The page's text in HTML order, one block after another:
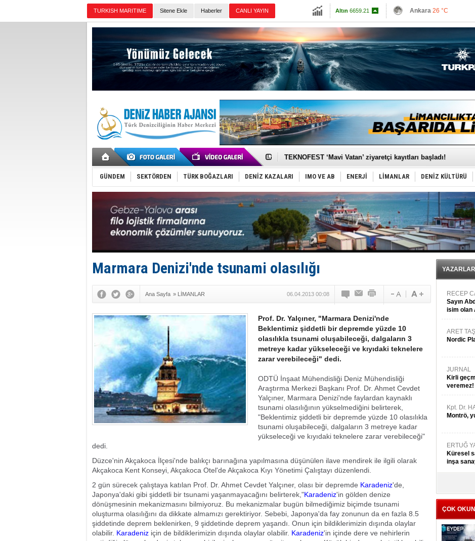
TURKISH MARITIME Sitene Ekle Haberler CANLI YAYIN
Altın 6659.21
Euro55.1589
Ankara 26 °C
Antalya28 °C
Muğla 28 °C
Çanakkale 26 °C
TAYK - Eker Olympos Regatta'da ilk start!
TEKNOFEST ‘Mavi Vatan’ ziyaretçi kayıtları başladı!
Tersane işçilerinin direnişi, kazanımla sonuçlandı
İngiliz aktivistler, gemide mahsur kaldı!
FESCO, Karadeniz'de yeni sevkiyat taleplerini durdurdu
DESE, BIMCO’ya katıldı
GİMBİRDER gemi inşa yan sanayinin sorunlarını tartıştı
35 milyon TL'lik tekne projesinde karar çıktı
İnsansız cankurtaran ihalesini BlueForge kazandı
Yüzyıl sonra ilk kez dünyaya açılan gizemli ada!
Anadolu Tersanesi EYDEP’te A sertifikası alan ilk tersane
Derince, ILCA Masters Türkiye Şampiyonası’na ev sahipliği
Tüpraş, ham petrol taşımacılığına 4 yeni tanker daha ekliyor
İTU AUV, Dünya’da 2. oldu!
GÜNDEM SEKTÖRDEN TÜRK BOĞAZLARI DENİZ KAZALARI IMO VE AB ENERJİ LİMANLAR DENİZ KÜLTÜRÜ
Marmara Denizi'nde tsunami olasılığı
Ana Sayfa » LİMANLAR 06.04.2013 00:08
Prof. Dr. Yalçıner, "Marmara Denizi'nde
Beklentimiz şiddetli bir depremde yüzde 10
olasılıkla tsunami oluşabileceği, dalgaların 3
metreye kadar yükseleceği ve kıyıdaki teknelere
zarar verebileceği" dedi.
ODTÜ İnşaat Mühendisliği Deniz Mühendisliği
Araştırma Merkezi Başkanı Prof. Dr. Ahmet Cevdet
Yalçıner, Marmara Denizi'nde faylardan kaynaklı
tsunami olasılığının yükselmediğini belirterek,
"Beklentimiz şiddetli bir depremde yüzde 10 olasılıkla
tsunami oluşabileceği, dalgaların 3 metreye kadar
yükseleceği ve kıyıdaki teknelere zarar verebileceği"
dedi.
Düzce'nin Akçakoca İlçesi'nde balıkçı barınağına yapılmasına düşünülen ilave mendirek ile ilgili olarak
Akçakoca Kent Konseyi, Akçakoca Otel'de Akçakoca Kıyı Yönetimi Çalıştayı düzenlendi.
2 gün sürecek çalıştaya katılan Prof. Dr. Ahmet Cevdet Yalçıner, olası bir depremde Karadeniz'de,
Japonya'daki gibi şiddetli bir tsunami yaşanmayacağını belirterek,"Karadeniz'in gölden denize
dönüşmesinin mekanizmasını bilmiyoruz. Bu mekanizmalar bugün bilmediğimiz biçimde tsunami
oluşturma olasılığını da dikkate almamızı gerektiriyor. Sebebi, Japonya'da fay zonunun da en fazla 8.5
şiddetinde deprem beklenirken, 9 şiddetinde deprem yaşandı. Onun için bildiklerimizin dışında olaylar
olabilir. Karadeniz için de bildiklerimizin dışında olaylar olabilir. Karadeniz'in içinde dere ve nehirlerin
YAZARLAR
RECEP
Sayın
isim olan
ARET
Nordic
JURNAL
Kirli
veremez!
Kpt. Dr.
Montrö,
ERTUĞ
Küresel
inşa
Kpt.
ithafen...
ÇOK